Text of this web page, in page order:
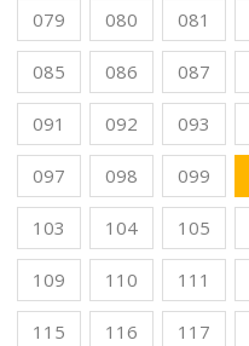
079 080 081
085 086 087
091 092 093
097 098 099
103 104 105
109 110 111
115 116 117